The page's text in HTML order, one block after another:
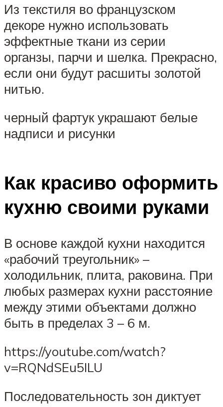
Из текстиля во французском
декоре нужно использовать
эффектные ткани из серии
органзы, парчи и шелка. Прекрасно,
если они будут расшиты золотой
нитью.
черный фартук украшают белые
надписи и рисунки
Как красиво оформить
кухню своими руками
В основе каждой кухни находится
«рабочий треугольник» –
холодильник, плита, раковина. При
любых размерах кухни расстояние
между этими объектами должно
быть в пределах 3 – 6 м.
https://youtube.com/watch?
v=RQNdSEu5ILU
Последовательность зон диктует